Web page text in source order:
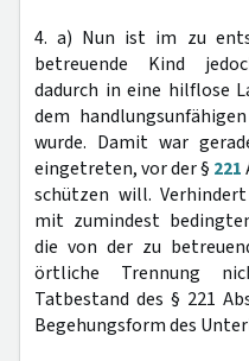
4. a) Nun ist im zu
betreuende Kind
dadurch in eine hilflose
dem
wurde. Damit war
eingetreten, vor der § 221
schützen will.
mit zumindest
die von der zu
örtliche Trennung
Tatbestand des § 221
Begehungsform des